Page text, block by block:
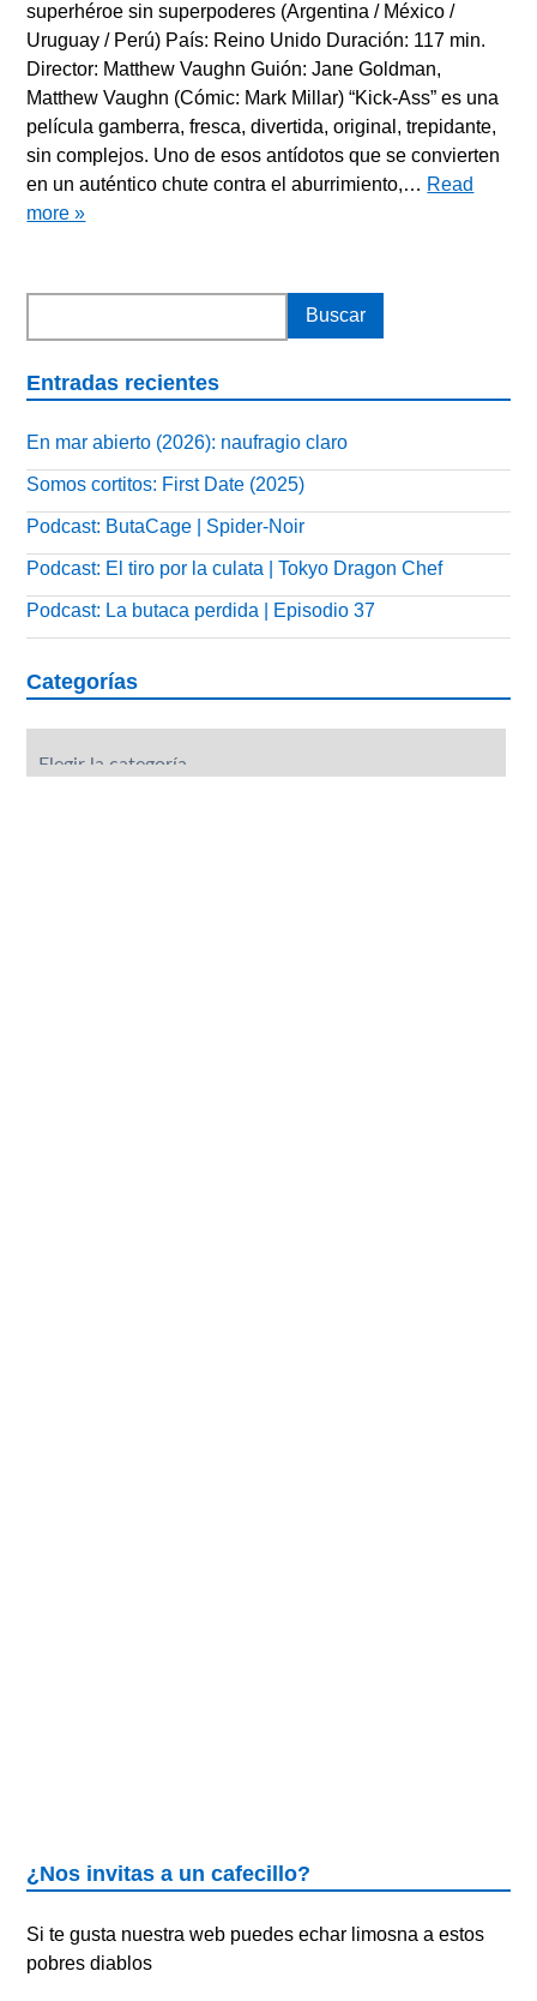
superhéroe sin superpoderes (Argentina / México /
Uruguay / Perú) País: Reino Unido Duración: 117 min.
Director: Matthew Vaughn Guión: Jane Goldman,
Matthew Vaughn (Cómic: Mark Millar) “Kick-Ass” es una
película gamberra, fresca, divertida, original, trepidante,
sin complejos. Uno de esos antídotos que se convierten
en un auténtico chute contra el aburrimiento,… Read
more »
Entradas recientes
En mar abierto (2026): naufragio claro
Somos cortitos: First Date (2025)
Podcast: ButaCage | Spider-Noir
Podcast: El tiro por la culata | Tokyo Dragon Chef
Podcast: La butaca perdida | Episodio 37
Categorías
¿Nos invitas a un cafecillo?
Si te gusta nuestra web puedes echar limosna a estos
pobres diablos